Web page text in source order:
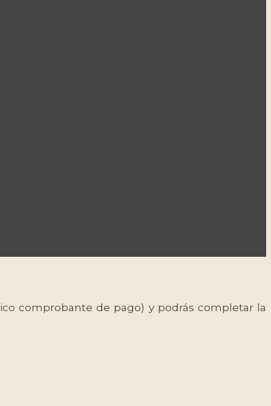
comprobante de pago) y podrás completar la